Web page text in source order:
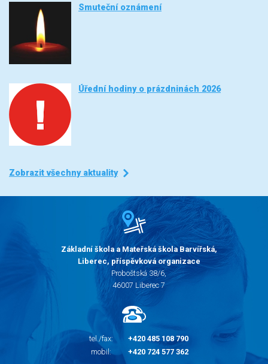
Smuteční oznámení
Úřední hodiny o prázdninách 2026
Zobrazit všechny aktuality
Základní škola a Mateřská škola Barvířská,
Liberec, příspěvková organizace
Proboštská 38/6,
46007 Liberec 7
tel./fax:
+420 485 108 790
mobil:
+420 724 577 362